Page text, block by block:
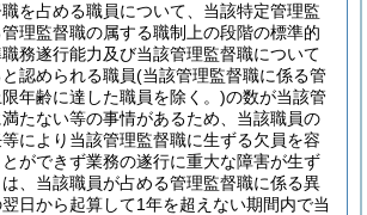
を占める職員について、当該特定管理監
理監督職の属する職制上の段階の標準的
務遂行能力及び当該管理監督職について
認められる職員(当該管理監督職に係る管
年齢に達した職員を除く。)の数が当該管
たない等の事情があるため、当該職員の
により当該管理監督職に生ずる欠員を容
ができず業務の遂行に重大な障害が生ず
、当該職員が占める管理監督職に係る異
日から起算して1年を超えない期間内で当